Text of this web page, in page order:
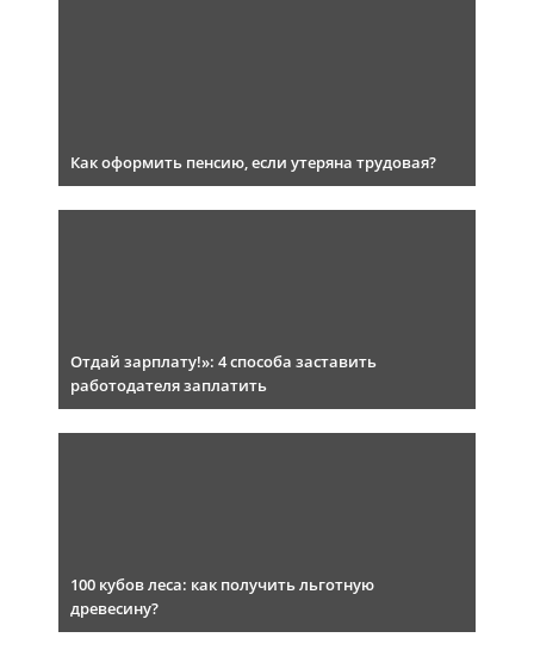
Как оформить пенсию, если утеряна трудовая?
Отдай зарплату!»: 4 способа заставить
работодателя заплатить
100 кубов леса: как получить льготную
древесину?